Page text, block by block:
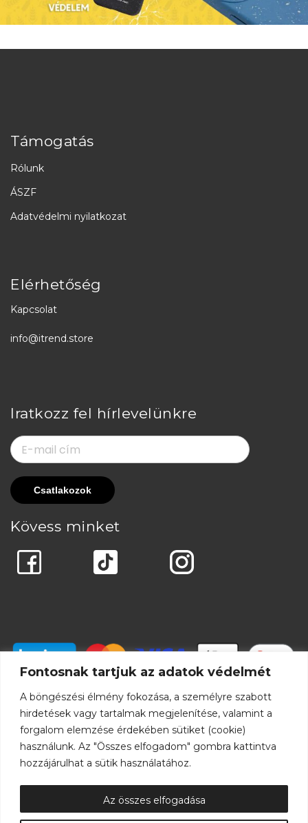
Fontosnak tartjuk az adatok védelmét
A böngészési élmény fokozása, a személyre szabott
hirdetések vagy tartalmak megjelenítése, valamint a
forgalom elemzése érdekében sütiket (cookie)
használunk. Az "Összes elfogadom" gombra kattintva
hozzájárulhat a sütik használatához.
Az összes elfogadása
Támogatás
Rólunk
ÁSZF
Adatvédelmi nyilatkozat
Elérhetőség
Kapcsolat
info@itrend.store
Iratkozz fel hírlevelünkre
Kövess minket